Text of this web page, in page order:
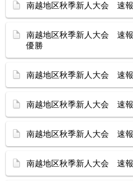
南越地区秋季新人大会 速
南越地区秋季新人大会
優勝
南越地区秋季新人大会 速
南越地区秋季新人大会 速
南越地区秋季新人大会 速
南越地区秋季新人大会 速